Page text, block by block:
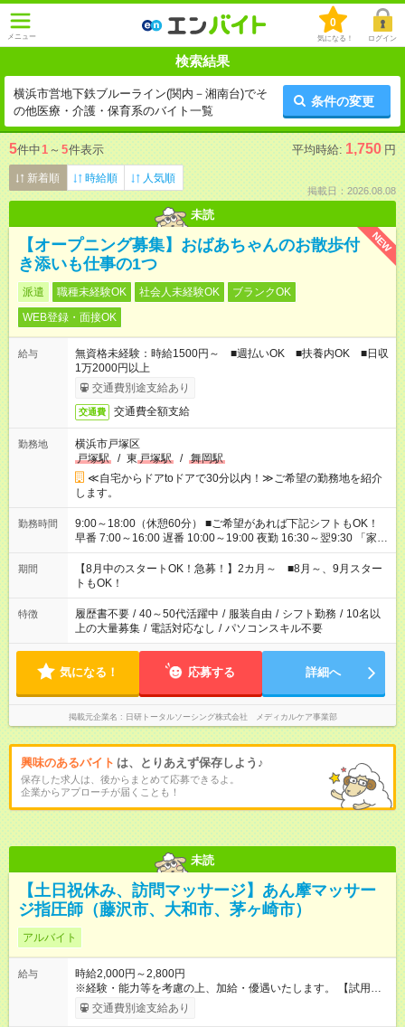
メニュー
0
気になる！ ログイン
検索結果
横浜市営地下鉄ブルーライン(関内－湘南台)でそ
の他医療・介護・保育系のバイト一覧
条件の変更
5件中1 ～ 5件表示 平均時給: 1,750 円
新着順 時給順 人気順
掲載日：2026.08.08
未読
NEW
【オープニング募集】おばあちゃんのお散歩付
き添いも仕事の1つ
派遣 職種未経験OK 社会人未経験OK
ブランクOK
WEB登録・面接OK
給与
無資格未経験：時給1500円～ ■週払いOK ■扶養内OK ■日収
1万2000円以上
交通費別途支給あり
交通費 交通費全額支給
勤務地
横浜市戸塚区
戸塚駅
/ 東 戸塚駅 / 舞岡駅
≪自宅からドアtoドアで30分以内！≫ご希望の勤務地を紹介
します。
勤務時間
9:00～18:00（休憩60分） ■ご希望があれば下記シフトもOK！
早番 7:00～16:00 遅番 10:00～19:00 夜勤 16:30～翌9:30 「家族
と休みを合わせたい」 「余裕を持って夕飯の準備がしたい」
「できれば残業はしたくない」 など、ご希望を教えてください
ね。 ※Wワーク希望の方へ 今ご覧のお仕事で希望する勤務時間
と、もう1つのお仕事の勤務時間。 合計で週40時間を超える場
合は応募できません。
期間
【8月中のスタートOK！急募！】2カ月～ ■8月～、9月スター
トもOK！
特徴 履歴書不要 / 40～50代活躍中 / 服装自由 / シフト勤務 / 10名以
上の大量募集 / 電話対応なし / パソコンスキル不要
気になる！ 応募する 詳細へ
掲載元企業名 日研トータルソーシング株式会社 メディカルケア事業部
興味のあるバイト は、とりあえず保存しよう♪
保存した求人は、後からまとめて応募できるよ。
企業からアプローチが届くことも！
未読
【土日祝休み、訪問マッサージ】あん摩マッサー
ジ指圧師（藤沢市、大和市、茅ヶ崎市）
アルバイト
給与
時給2,000円～2,800円
※経験・能力等を考慮の上、加給・優遇いたします。 【試用期
間】試用期間なし
交通費別途支給あり